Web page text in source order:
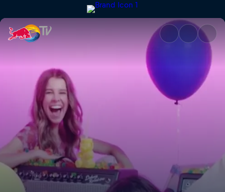
The Aces – Last One | Red